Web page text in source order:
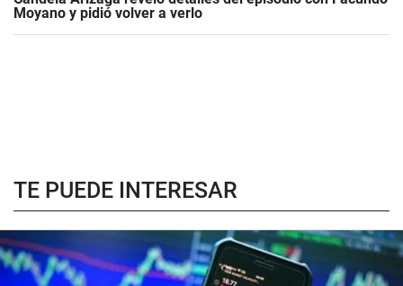
Moyano y pidió volver a verlo
TE PUEDE INTERESAR